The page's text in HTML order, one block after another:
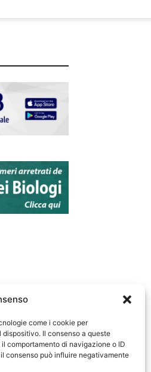
come i cookie per
Il consenso a queste
comportamento di navigazione o ID
consenso può influire negativamente